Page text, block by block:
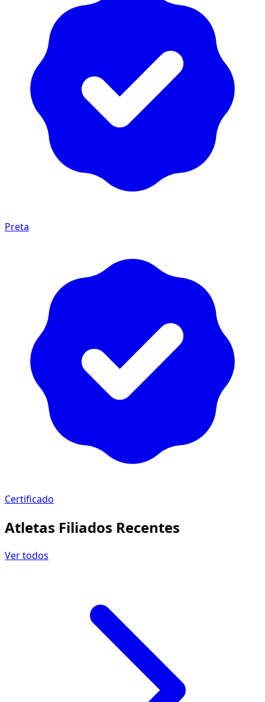
Preta
Certificado
Atletas Filiados Recentes
Ver todos